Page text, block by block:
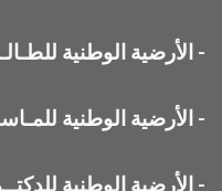
- الأرضية الوطنية
- الأرضية الوطنية
- الأرضية الوطنية